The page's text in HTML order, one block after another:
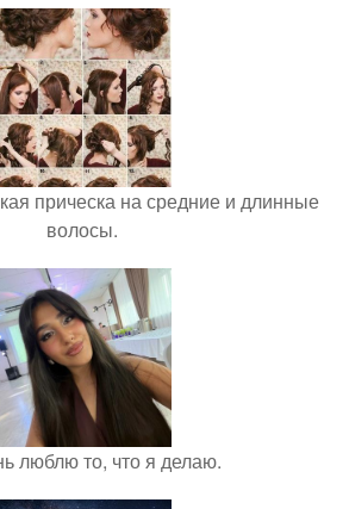
прическа на средние и длинные
волосы.
люблю то, что я делаю.